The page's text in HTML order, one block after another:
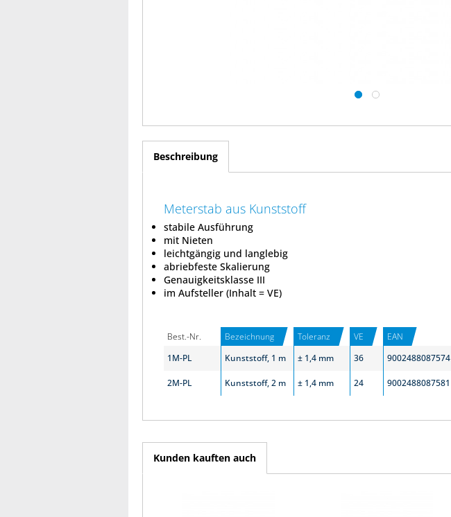
Beschreibung
Meterstab aus Kunststoff
stabile Ausführung
mit Nieten
leichtgängig und langlebig
abriebfeste Skalierung
Genauigkeitsklasse III
im Aufsteller (Inhalt = VE)
Best.-Nr. Bezeichnung Toleranz VE
EAN
1M-PL
Kunststoff, 1 m ± 1,4 mm 36 9002488087574
2M-PL Kunststoff, 2 m ± 1,4 mm 24 9002488087581
Kunden kauften auch